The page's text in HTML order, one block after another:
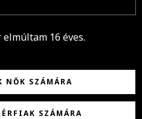
16 éves.
NŐK SZÁMÁRA
SZÁMÁRA